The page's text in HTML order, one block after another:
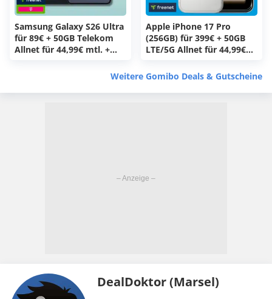
Samsung Galaxy S26 Ultra
für 89€ + 50GB Telekom
Allnet für 44,99€ mtl. +
Apple iPhone 17 Pro
(256GB) für 399€ + 50GB
LTE/5G Allnet für 44,99€
+ 50€ Cashback (freenet
Weitere Gomibo Deals & Gutscheine
DealDoktor (Marsel)